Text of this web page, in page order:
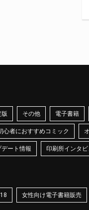
版 その他 電子書籍
心者におすすめコミック
ート情報 印刷所インタ
女性向け電子書籍販売